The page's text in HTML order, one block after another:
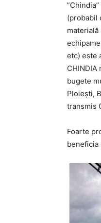
(probabil
etc) este
CHINDIA
bugete
Ploiești,
transmis
Foarte
beneficia